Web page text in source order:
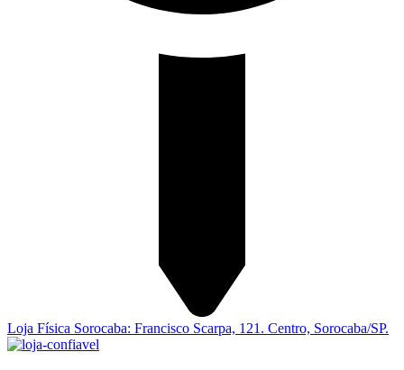
Loja Física Sorocaba: Francisco Scarpa, 121. Centro, Sorocaba/SP.